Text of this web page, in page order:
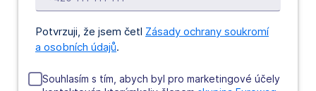
Potvrzuji, že jsem četl Zásady ochrany soukromí
a osobních údajů.
Souhlasím s tím, abych byl pro marketingové účely